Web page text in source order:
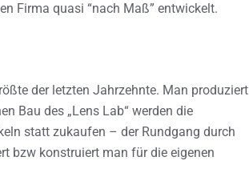
Firma quasi “nach Maß” entwickelt.
der letzten Jahrzehnte. Man produziert
Bau des „Lens Lab“ werden die
statt zukaufen – der Rundgang durch
bzw konstruiert man für die eigenen